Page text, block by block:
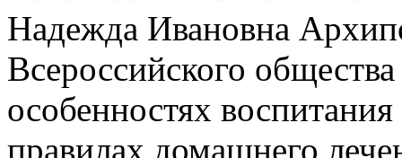
Надежда Ивановна
Всероссийского
особенностях
правилах домашнего